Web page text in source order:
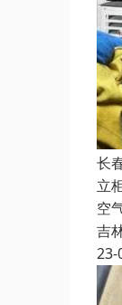
长
立
空
吉
23-